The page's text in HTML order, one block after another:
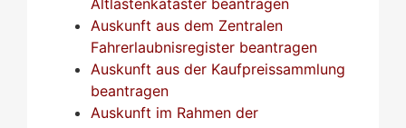
Auskunft aus dem Zentralen
Fahrerlaubnisregister beantragen
Auskunft aus der Kaufpreissammlung
beantragen
Auskunft im Rahmen der